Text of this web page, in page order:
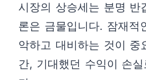
시장의 상승세는 분명 반
론은 금물입니다. 잠재적
악하고 대비하는 것이 중
간, 기대했던 수익이 손